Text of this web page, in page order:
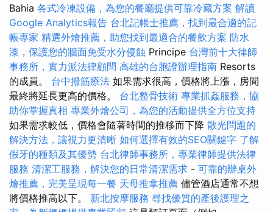
Bahia 各式冷凍設備，為您的餐廳提供可靠冷藏方案 解讀
Google Analytics報告 台北記帳士推薦，找到最合適的記
帳專家 精選外燴推薦，助您找到最適合的餐飲方案 防水
漆，保護您的牆面免受水分侵蝕 Principe 台灣前十大律師
事務所，實力派法律顧問 高雄的台胞證辦理指南 Resorts
的成員。 台中撥筋療法 如果需求很高，價格將上漲，房間
最終將延長更高的價格。 台北整骨技術 專業抓姦服務，協
助你掌握真相 專業外燴公司，為您的活動提供全方位支持
如果需求較低，價格會隨著時間的推移而下降 散光問題的
解決方法，讓視力更清晰 如何選擇有效的SEO關鍵字 了解
假牙的種類及其優勢 台北律師事務所，專業律師提供法律
服務 清潔工服務，解決您的日常清潔需求 - 可靠的辦桌外
燴推薦，完美呈現每一餐 天母推拿推薦 儘管酒店通常不想
將價格推高以下。 新北按摩服務 尋找優質的產後護理之